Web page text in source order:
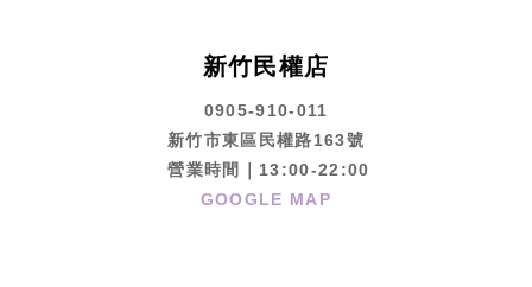
新竹民權店
0905-910-011
新竹市東區民權路163號
營業時間｜13:00-22:00
GOOGLE MAP